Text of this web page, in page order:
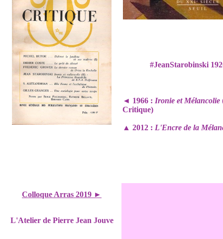
#JeanStarobinski
◄ 1966 : Ironie et Mélancolie
Critique)
▲ 2012 : L'Encre de la
Colloque Arras 2019 ►
L'Atelier de Pierre Jean Jouve